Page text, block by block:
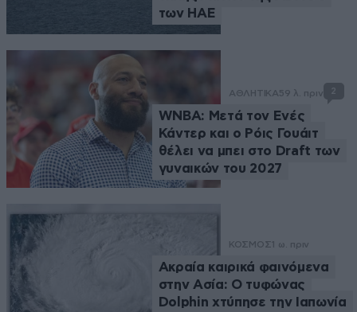
των ΗΑΕ
ΑΘΛΗΤΙΚΑ59 λ. πριν 2
WNBA: Μετά τον Ενές
Κάντερ και ο Ρόις Γουάιτ
θέλει να μπει στο Draft των
γυναικών του 2027
ΚΟΣΜΟΣ 1 ω. πριν
Ακραία καιρικά φαινόμενα
στην Ασία: Ο τυφώνας
Dolphin χτύπησε την Ιαπωνία